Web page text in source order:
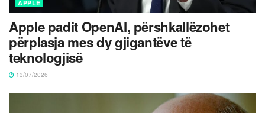
APPLE
Apple padit OpenAI, përshkallëzohet
përplasja mes dy gjigantëve të
teknologjisë
13/07/2026